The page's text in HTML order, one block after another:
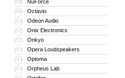
208 NuForce
209 Octavio
210 Odeon Audio
211 Onix Electronics
212 Onkyo
213 Opera Loudspeakers
214 Optoma
215 Orpheus Lab